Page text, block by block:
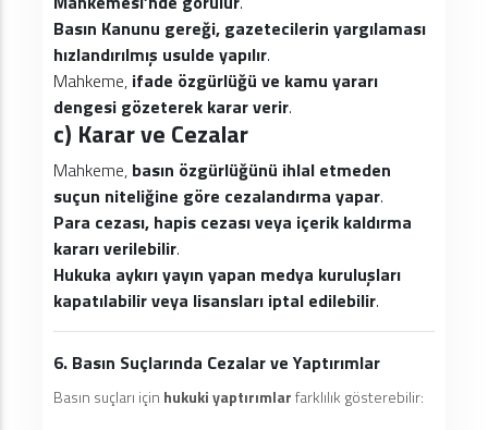
Basın Kanunu gereği, gazetecilerin yargılaması
hızlandırılmış usulde yapılır.
Mahkeme, ifade özgürlüğü ve kamu yararı
dengesi gözeterek karar verir.
c) Karar ve Cezalar
Mahkeme, basın özgürlüğünü ihlal etmeden
suçun niteliğine göre cezalandırma yapar.
Para cezası, hapis cezası veya içerik kaldırma
kararı verilebilir.
Hukuka aykırı yayın yapan medya kuruluşları
kapatılabilir veya lisansları iptal edilebilir.
6. Basın Suçlarında Cezalar ve Yaptırımlar
Basın suçları için hukuki yaptırımlarfarklılık gösterebilir: